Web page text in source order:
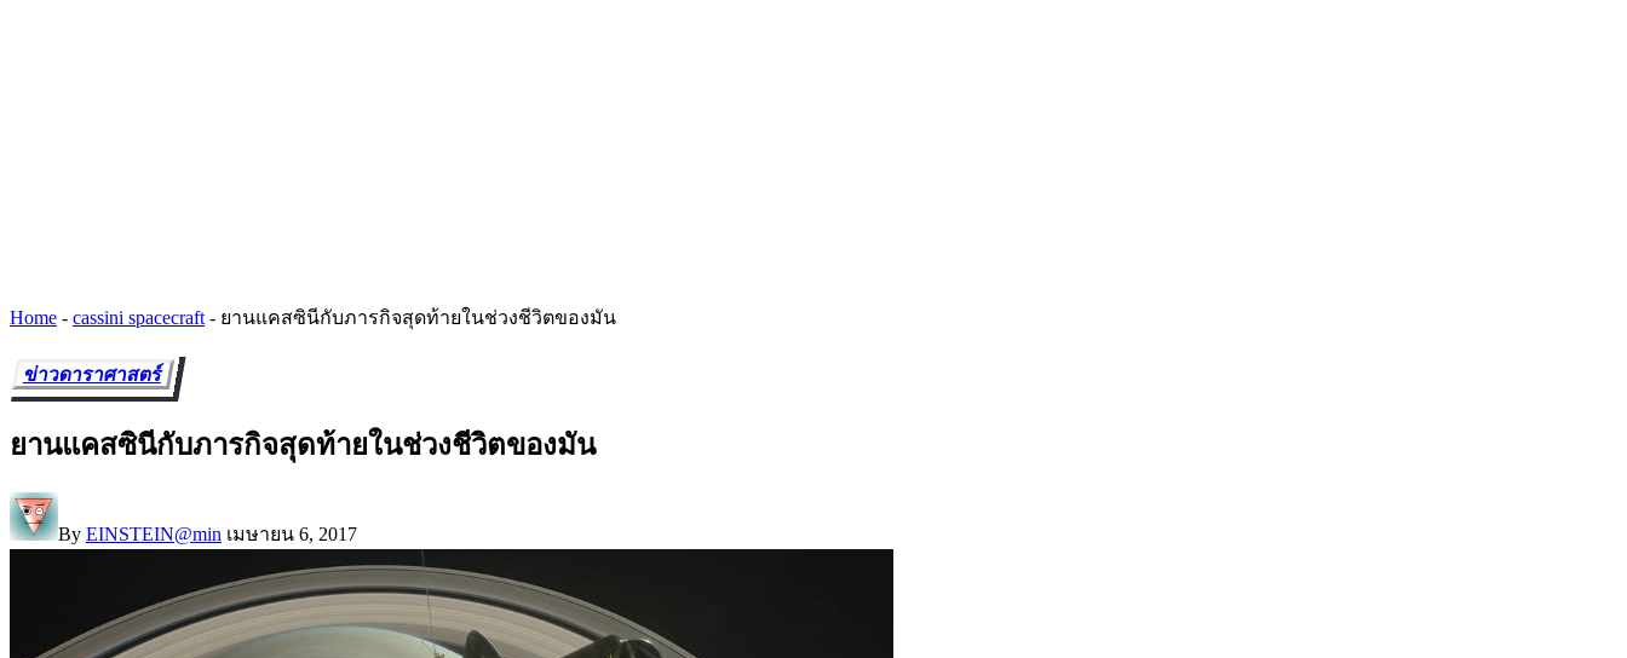
Home - cassini spacecraft- ยานแคสซินีกับภารกิจสุดท้ายในช่วงชีวิตของมัน
ข่าวดาราศาสตร์
ยานแคสซินีกับภารกิจสุดท้ายในช่วงชีวิตของมัน
By EINSTEIN@min เมษายน 6, 2017